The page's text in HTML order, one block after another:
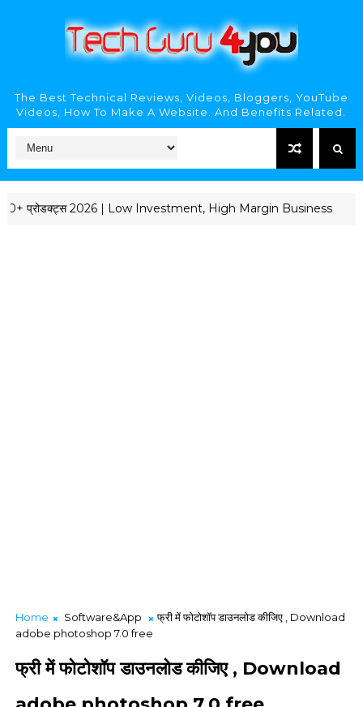
The Best Technical Reviews, Videos, Bloggers, YouTube
Videos, How To Make A Website. And Benefits Related.
2026 | Low Investment, High Margin Business
Home Software&App
फ्री में फोटोशॉप डाउनलोड कीजिए , Download
adobe photoshop 7.0 free
फ्री में फोटोशॉप डाउनलोड कीजिए , Download